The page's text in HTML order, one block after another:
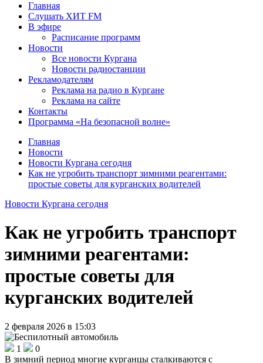
Главная
Слушать ХИТ FM
В эфире
Расписание программ
Новости
Все новости Кургана
Новости радиостанции
Рекламодателям
Реклама на радио в Кургане
Реклама на сайте
Контакты
Программа «На безопасной волне»
Главная
Новости
Новости Кургана сегодня
Как не угробить транспорт зимними реагентами:
простые советы для курганских водителей
Новости Кургана сегодня
Как не угробить транспорт
зимними реагентами:
простые советы для
курганских водителей
2 февраля 2026 в 15:03
1
0
В зимний период многие курганцы сталкиваются с